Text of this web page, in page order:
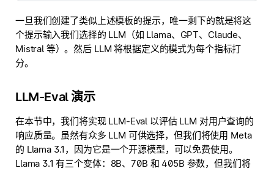
一旦我们创建了类似上述模板的提示，唯一剩下的就是将这
个提示输入我们选择的 LLM（如 Llama、GPT、Claude、
Mistral 等）。然后 LLM 将根据定义的模式为每个指标打
分。
LLM-Eval 演示
在本节中，我们将实现 LLM-Eval 以评估 LLM 对用户查询的
响应质量。虽然有众多 LLM 可供选择，但我们将使用 Meta
的 Llama 3.1，因为它是一个开源模型，可以免费使用。
Llama 3.1 有三个变体：8B、70B 和 405B 参数，但我们将